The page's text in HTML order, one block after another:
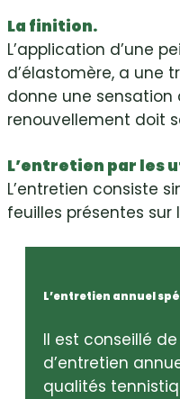
La finition.
L’application d’une
d’élastomère, a une
donne une sensation
renouvellement doit
L’entretien par les
L’entretien consiste
feuilles présentes sur
L’entretien annuel
Il est conseillé
d’entretien
qualités